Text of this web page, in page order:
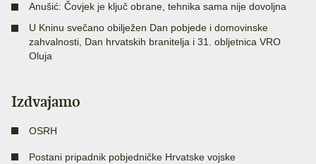
Anušić: Čovjek je ključ obrane, tehnika sama nije dovoljna
U Kninu svečano obilježen Dan pobjede i domovinske
zahvalnosti, Dan hrvatskih branitelja i 31. obljetnica VRO
Oluja
Izdvajamo
OSRH
Postani pripadnik pobjedničke Hrvatske vojske